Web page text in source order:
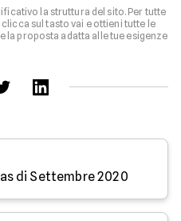
la struttura del sito. Per tutte
sul tasto vai e ottieni tutte le
proposta adatta alle tue esigenze
di Settembre 2020